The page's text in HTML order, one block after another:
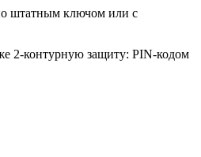
штатным ключом или с
2-контурную защиту: PIN-кодом